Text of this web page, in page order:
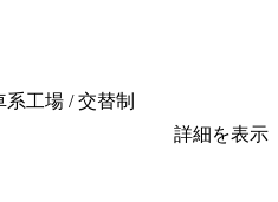
工場 / 交替制
詳細を表示